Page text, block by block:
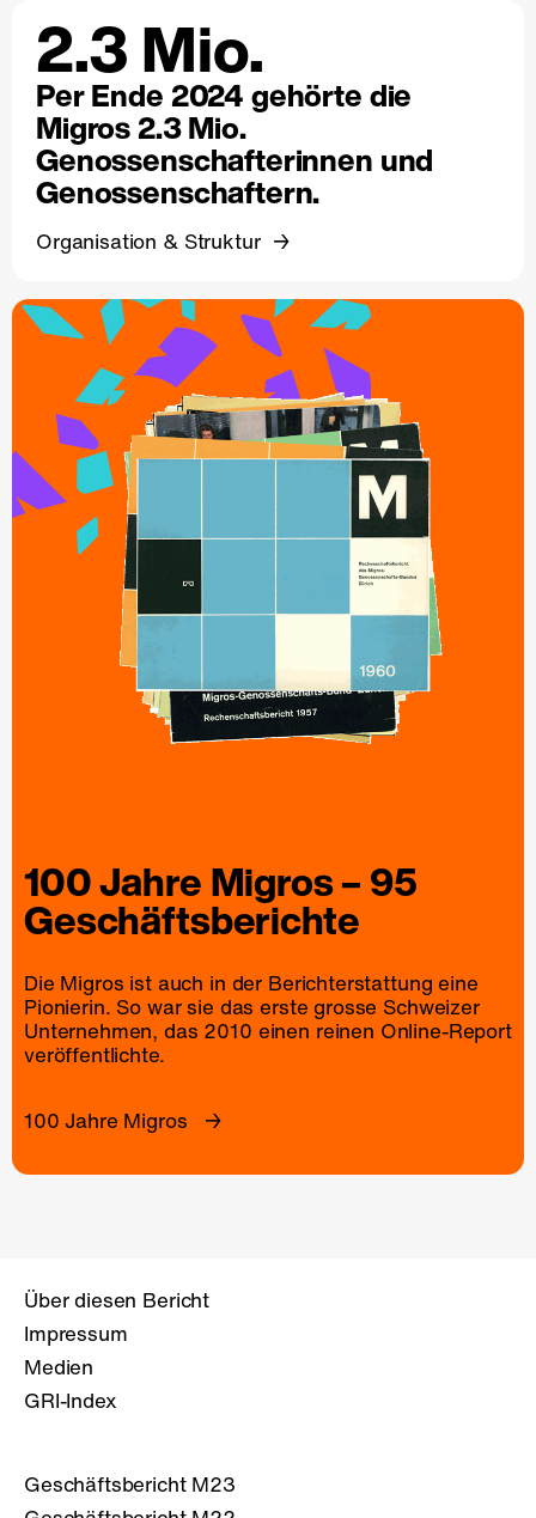
2.3 Mio.
Per Ende 2024 gehörte die
Migros 2.3 Mio.
Genossenschafterinnen und
Genossenschaftern.
Organisation & Struktur
100 JahreMigros– 95
Geschäfts­berichte
Die Migros ist auch in der Berichterstattung eine
Pionierin. So war sie das erste grosse Schweizer
Unternehmen, das 2010 einen reinen Online-Report
veröffentlichte.
100 Jahre Migros
Über diesen Bericht
Impressum
Medien
GRI-Index
Geschäftsbericht M23